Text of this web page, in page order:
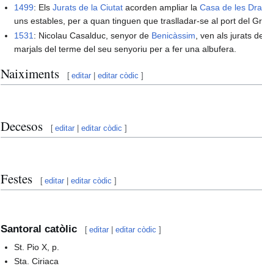
1499: ElsJurats de la Ciutat acorden ampliar laCasa de les
uns estables, per a quan tinguen que traslladar-se al port del
1531 : Nicolau Casalduc, senyor de Benicàssim , ven als jurats
marjals del terme del seu senyoriu per a fer una albufera.
Naiximents [ editar |editar còdic ]
Decesos [ editar |editar còdic ]
Festes [ editar |editar còdic ]
Santoral catòlic [ editar |editar còdic ]
St. Pio X, p.
Sta. Ciriaca